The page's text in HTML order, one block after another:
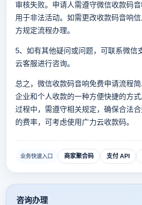
审核失败。申请人需遵守微信收款码
用于非法活动。如需更改收款码音响
方规定流程办理。
5、如有其他疑问或问题，可联系微信
云客服进行咨询。
总之，微信收款码音响免费申请流程
企业和个人收款的一种方便快捷的方
过程中，需遵守相关规定，确保合法
的费率，可考虑使用广力云收款码。
业务快速入口 商家聚合码 支付 API
咨询办理